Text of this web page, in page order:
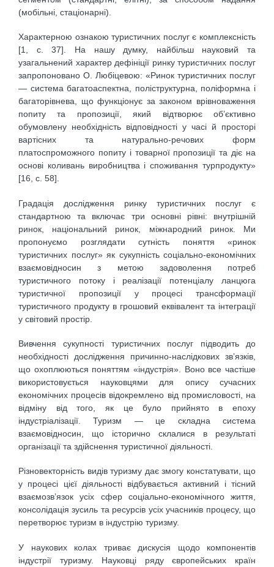
(мобільні, стаціонарні).
Характерною ознакою туристичних послуг є комплексність
[1, с. 37]. На нашу думку, найбільш науковий та
узагальнений характер дефініції ринку туристичних послуг
запропоновано О. Любіцевою: «Ринок туристичних послуг
— система багатоаспектна, поліструктурна, поліформна і
багаторівнева, що функціонує за законом врівноваження
попиту та пропозиції, який відтворює об’єктивно
обумовлену необхідність відповідності у часі й просторі
вартісних та натурально-речових форм
платоспроможного попиту і товарної пропозиції та діє на
основі коливань виробництва і споживання турпродукту»
[16, с. 58].
Градація дослідження ринку туристичних послуг є
стандартною та включає три основні рівні: внутрішній
ринок, національний ринок, міжнародний ринок. Ми
пропонуємо розглядати сутність поняття «ринок
туристичних послуг» як сукупність соціально-економічних
взаємовідносин з метою задоволення потреб
туристичного потоку і реалізації потенціалу ланцюга
туристичної пропозиції у процесі трансформації
туристичного продукту в грошовий еквівалент та інтеграції
у світовий простір.
Вивчення сукупності туристичних послуг підводить до
необхідності дослідження причинно-наслідкових зв’язків,
що охоплюються поняттям «індустрія». Воно все частіше
використовується науковцями для опису сучасних
економічних процесів відокремлено від промисловості, на
відміну від того, як це було прийнято в епоху
індустріалізації. Туризм — це складна система
взаємовідносин, що історично склалися в результаті
організації та здійснення туристичної діяльності.
Різновекторність видів туризму дає змогу констатувати, що
у процесі цієї діяльності відбувається активний і тісний
взаємозв’язок усіх сфер соціально-економічного життя,
консолідація зусиль та ресурсів усіх учасників процесу, що
перетворює туризм в індустрію туризму.
У наукових колах триває дискусія щодо компонентів
індустрії туризму. Науковці ряду європейських країн